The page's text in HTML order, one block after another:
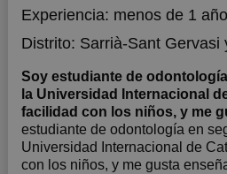
Experiencia: menos de 1 año
Distrito: Sarrià-Sant Gervasi
Soy estudiante de
la Universidad Internacional
facilidad con los niños, y me
estudiante de odontología en
Universidad Internacional de
con los niños, y me gusta